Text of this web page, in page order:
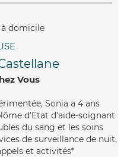
Vous
Sonia a 4 ans
d'Etat d'aide-soignant
du sang et les soins
de surveillance de nuit,
et activités*